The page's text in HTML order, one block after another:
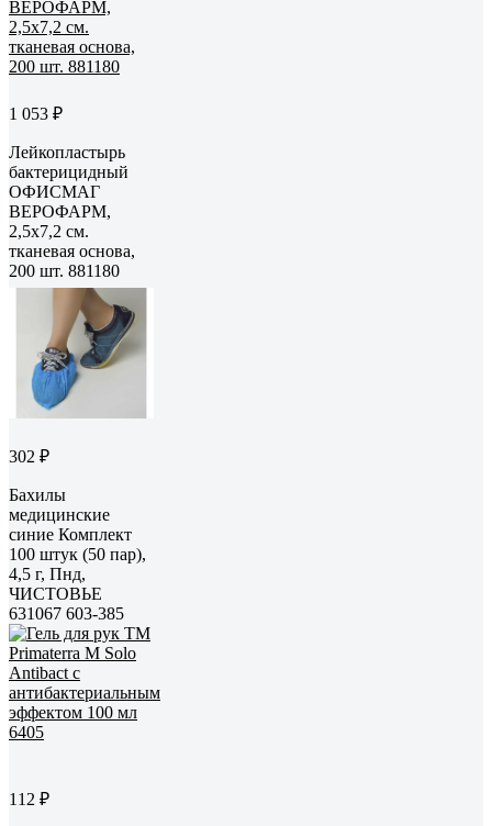
1 053 ₽
Лейкопластырь
бактерицидный
ОФИСМАГ
ВЕРОФАРМ,
2,5х7,2 см.
тканевая основа,
200 шт. 881180
302 ₽
Бахилы
медицинские
синие Комплект
100 штук (50 пар),
4,5 г, Пнд,
ЧИСТОВЬЕ
631067 603-385
112 ₽